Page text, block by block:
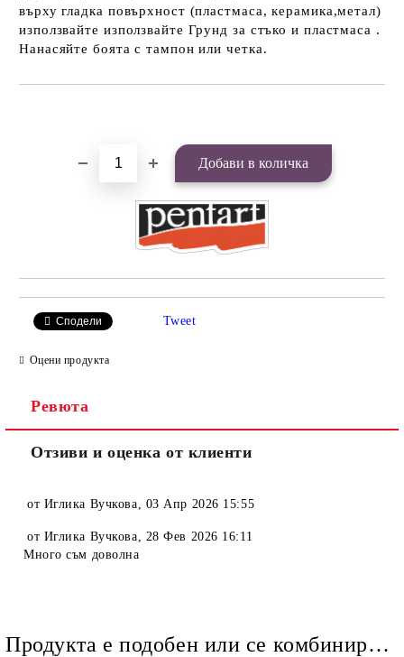
върху гладка повърхност (пластмаса, керамика,метал)
използвайте използвайте Грунд за стъко и пластмаса .
Нанасяйте боята с тампон или четка.
Сподели Tweet
Оцени продукта
Ревюта
Отзиви и оценка от клиенти
от Иглика Вучкова, 03 Апр 2026 15:55
от Иглика Вучкова, 28 Фев 2026 16:11
Много съм доволна
Продукта е подобен или се комбинира добре и със следните продукти :